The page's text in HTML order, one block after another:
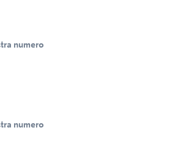
numero
numero